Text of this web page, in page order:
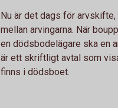
Nu är det dags för
mellan arvingarna. När
en dödsbodelägare ska en
är ett skriftligt avtal som
finns i dödsboet.